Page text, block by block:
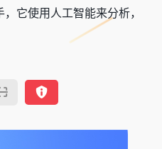
它使用人工智能来分析，